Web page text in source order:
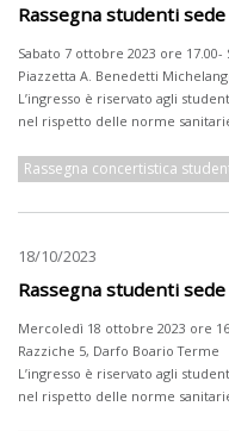
Rassegna studenti
Sabato 7 ottobre 2023 ore
Piazzetta A. Benedetti
L’ingresso è riservato agli
nel rispetto delle norme
Rassegna concertistica
18/10/2023
Rassegna studenti
Mercoledì 18 ottobre 2023 ore
Razziche 5, Darfo Boario Terme
L’ingresso è riservato agli
nel rispetto delle norme